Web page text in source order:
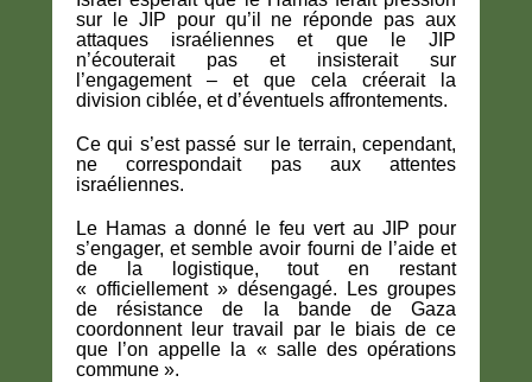
sur le JIP pour qu’il ne réponde pas aux
attaques israéliennes et que le JIP
n’écouterait pas et insisterait sur
l’engagement – et que cela créerait la
division ciblée, et d’éventuels affrontements.
Ce qui s’est passé sur le terrain, cependant,
ne correspondait pas aux attentes
israéliennes.
Le Hamas a donné le feu vert au JIP pour
s’engager, et semble avoir fourni de l’aide et
de la logistique, tout en restant
« officiellement » désengagé. Les groupes
de résistance de la bande de Gaza
coordonnent leur travail par le biais de ce
que l’on appelle la « salle des opérations
commune ».